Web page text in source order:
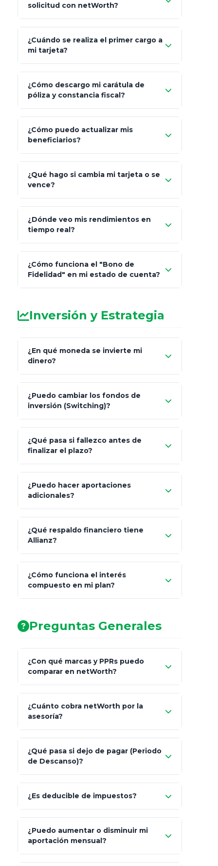
"¿Aún no tienes cuenta?
Regístrate"
solicitud con netWorth?
¿Cuándo se realiza el primer cargo a
mi tarjeta?
¿Cómo descargo mi carátula de
póliza y constancia fiscal?
"Mis Pólizas" > "Documentos"
¿Cómo puedo actualizar mis
beneficiarios?
¿Qué hago si cambia mi tarjeta o se
vence?
"Link
de Cobro Seguro"
¿Dónde veo mis rendimientos en
tiempo real?
¿Cómo funciona el "Bono de
Fidelidad" en mi estado de cuenta?
Inversión y Estrategia
¿En qué moneda se invierte mi
dinero?
inflación), Dólares o Euros
¿Puedo cambiar los fondos de
inversión (Switching)?
"Switching" (cambio de fondos)
¿Qué pasa si fallezco antes de
finalizar el plazo?
100% a tus
beneficiarios designados
¿Puedo hacer aportaciones
adicionales?
¿Qué respaldo financiero tiene
Allianz?
AA (Muy Fuerte)
¿Cómo funciona el interés
compuesto en mi plan?
Preguntas Generales
¿Con qué marcas y PPRs puedo
comparar en netWorth?
GNP (Proyecta)
Seguros Monterrey
Skandia (Crea)
¿Cuánto cobra netWorth por la
asesoría?
¿Qué pasa si dejo de pagar (Periodo
de Descanso)?
¿Es deducible de impuestos?
¿Puedo aumentar o disminuir mi
aportación mensual?